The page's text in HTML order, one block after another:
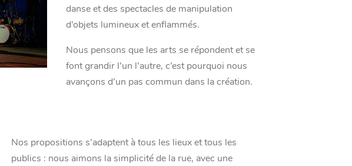
danse et des spectacles de manipulation
d’objets lumineux et enflammés.
Nous pensons que les arts se répondent et se
font grandir l’un l’autre, c’est pourquoi nous
avançons d’un pas commun dans la création.
Nos propositions s’adaptent à tous les lieux et tous les
publics : nous aimons la simplicité de la rue, avec une